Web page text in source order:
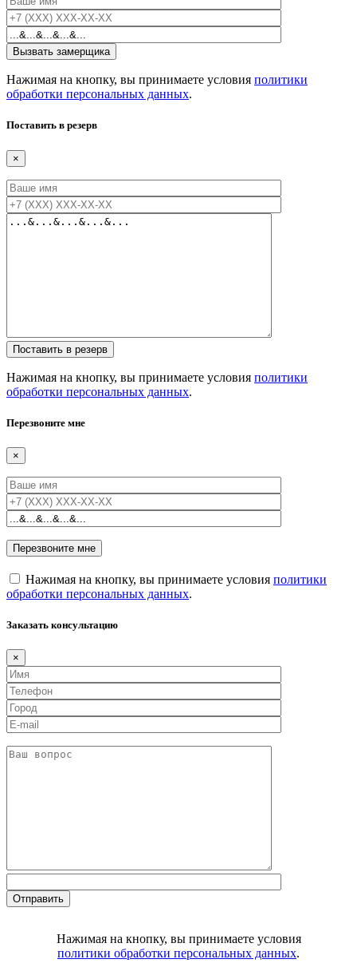
Нажимая на кнопку, вы принимаете условия политики
обработки персональных данных.
Поставить в резерв
×
Нажимая на кнопку, вы принимаете условия политики
обработки персональных данных.
Перезвоните мне
×
Нажимая на кнопку, вы принимаете условия политики
обработки персональных данных.
Заказать консультацию
×
Нажимая на кнопку, вы принимаете условия
политики обработки персональных данных.